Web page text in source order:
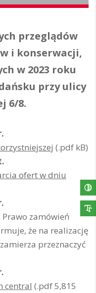
przeglądów
i konserwacji,
w 2023 roku
przy ulicy
6/8.
(.pdf kB)
ofert w dniu
zamówień
że na realizację
przeznaczyć
central (.pdf 5,815